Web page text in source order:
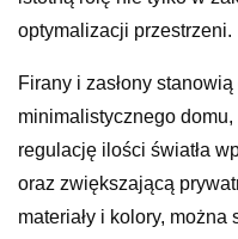
optymalizacji przestrzeni.
Firany i zasłony
minimalistycznego
regulację ilości światła
oraz zwiększającą
materiały i kolory,